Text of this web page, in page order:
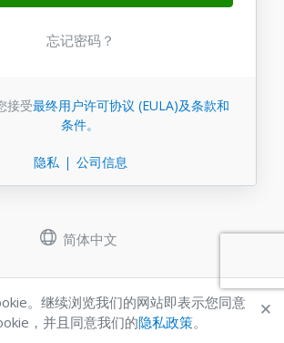
简体中文
忘记密码？
接受最终用户许可协议 (EULA)及条款和
条件。
隐私 公司信息
。继续浏览我们的网站即表示您同意
，并且同意我们的隐私政策。